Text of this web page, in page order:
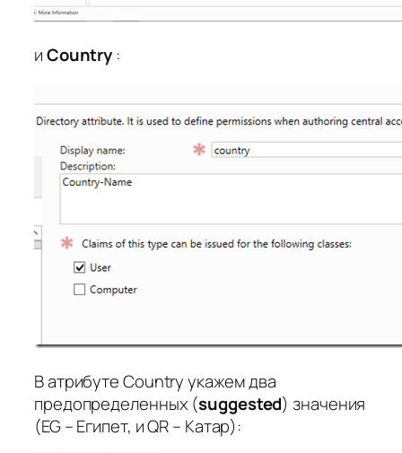
иCountry :
В атрибуте Country укажем два
предопределенных (suggested) значения
(EG – Египет, и QR – Катар):